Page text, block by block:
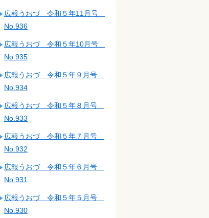
広報うおづ 令和５年11月号
No.936
広報うおづ 令和５年10月号
No.935
広報うおづ 令和５年９月号
No.934
広報うおづ 令和５年８月号
No.933
広報うおづ 令和５年７月号
No.932
広報うおづ 令和５年６月号
No.931
広報うおづ 令和５年５月号
No.930